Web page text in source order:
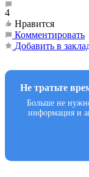
4
Нравится
Комментировать
Добавить в
Не тратьте
Больше не
информация и